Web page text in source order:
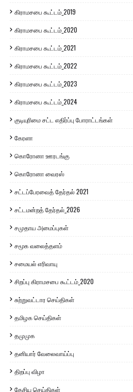
கிராமசபை கூட்டம்_2019
கிராமசபை கூட்டம்_2020
கிராமசபை கூட்டம்_2021
கிராமசபை கூட்டம்_2022
கிராமசபை கூட்டம்_2023
கிராமசபை கூட்டம்_2024
குடியுரிமை சட்ட எதிர்ப்பு போராட்டங்கள்
கேரளா
கொரோனா ஊரடங்கு
கொரோனா வைரஸ்
சட்டப்பேரவைத் தேர்தல் 2021
சட்டமன்றத் தேர்தல்_2026
சமுதாய அமைப்புகள்
சமூக வலைத்தளம்
சமையல் எரிவாயு
சிறப்பு கிராமசபை கூட்டம்_2020
சுற்றுவட்டார செய்திகள்
தமிழக செய்திகள்
தமுமுக
தனியார் வேலைவாய்ப்பு
திறப்பு விழா
தேசிய செய்திகள்